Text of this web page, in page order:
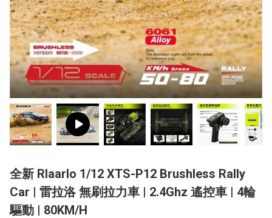
全新 Rlaarlo 1/12 XTS-P12 Brushless Rally
Car | 雷拉洛 無刷拉力車 | 2.4Ghz 遙控車 | 4輪
驅動 | 80KM/H